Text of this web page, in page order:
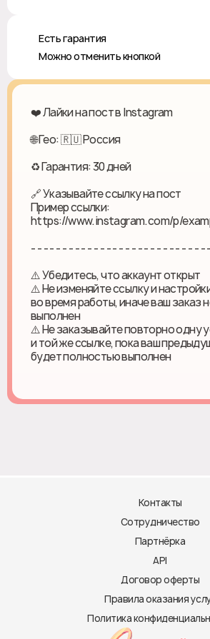
♻️ Есть гарантия
❎ Можно отменить кнопкой
❤️ Лайки на пост в Instagram
🌐 Гео: 🇷🇺 Россия
♻ Гарантия: 30 дней
🔗 Указывайте ссылку на пост
Пример ссылки:
https://www.instagram.com/p/
- - - - - - - - - - - - - - - - - - - - - - - - - - - -
⚠️ Убедитесь, что аккаунт открыт
⚠️ Не изменяйте ссылку и
во время работы, иначе ваш заказ
выполнен
⚠️ Не заказывайте повторно одну
и той же ссылке, пока ваш
будет полностью выполнен
Контакты
Сотрудничество
Партнёрка
API
Договор оферты
Правила оказания
Политика